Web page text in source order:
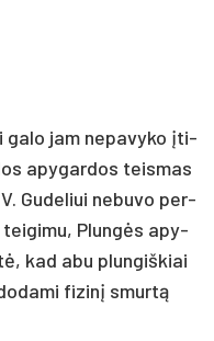
ga­lo jam ne­pa­vy­ko įti­
apy­gar­dos teis­mas
Gu­de­liui ne­bu­vo per­
Plungės apy­
kad abu plun­giš­kiai
fi­zinį smurtą